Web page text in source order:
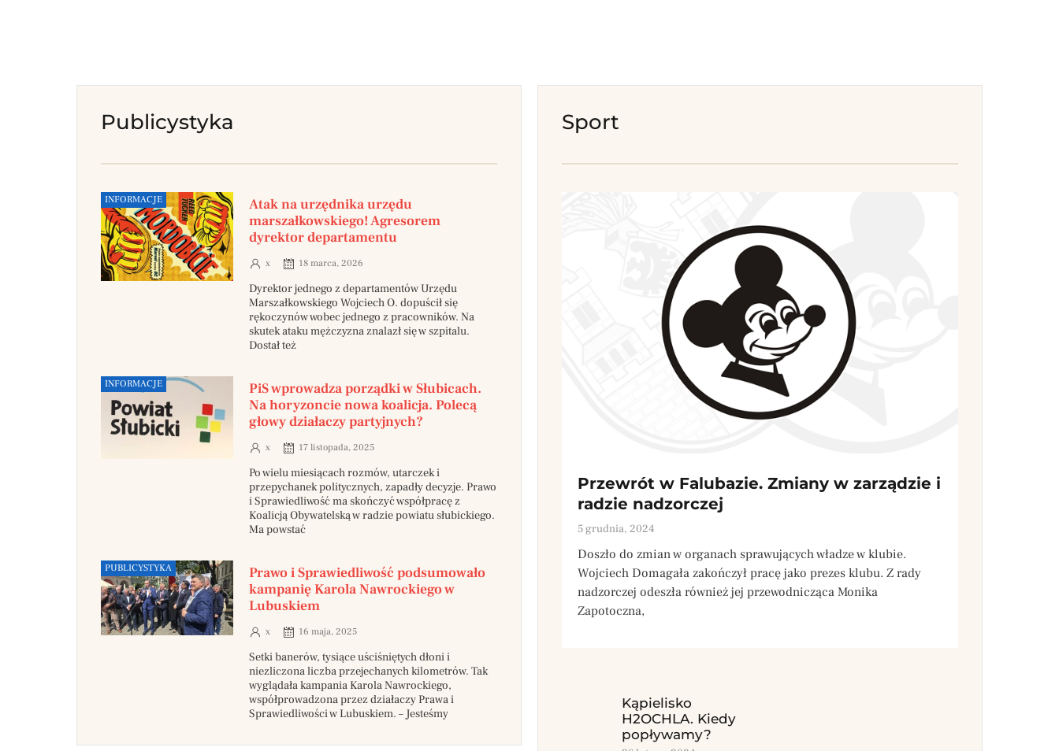
Publicystyka
INFORMACJE
Atak na urzędnika urzędu
marszałkowskiego! Agresorem
dyrektor departamentu
x 18 marca, 2026
Dyrektor jednego z departamentów Urzędu
Marszałkowskiego Wojciech O. dopuścił się
rękoczynów wobec jednego z pracowników. Na
skutek ataku mężczyzna znalazł się w szpitalu.
Dostał też
INFORMACJE
PiS wprowadza porządki w Słubicach.
Na horyzoncie nowa koalicja. Polecą
głowy działaczy partyjnych?
x 17 listopada, 2025
Po wielu miesiącach rozmów, utarczek i
przepychanek politycznych, zapadły decyzje. Prawo
i Sprawiedliwość ma skończyć współpracę z
Koalicją Obywatelską w radzie powiatu słubickiego.
Ma powstać
PUBLICYSTYKA
Prawo i Sprawiedliwość podsumowało
kampanię Karola Nawrockiego w
Lubuskiem
x 16 maja, 2025
Setki banerów, tysiące uściśniętych dłoni i
niezliczona liczba przejechanych kilometrów. Tak
wyglądała kampania Karola Nawrockiego,
współprowadzona przez działaczy Prawa i
Sprawiedliwości w Lubuskiem. – Jesteśmy
Sport
Przewrót w Falubazie. Zmiany w zarządzie i
radzie nadzorczej
5 grudnia, 2024
Doszło do zmian w organach sprawujących władze w klubie.
Wojciech Domagała zakończył pracę jako prezes klubu. Z rady
nadzorczej odeszła również jej przewodnicząca Monika
Zapotoczna,
Kąpielisko
H2OCHLA. Kiedy
popływamy?